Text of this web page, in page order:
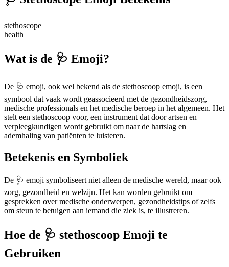
stethoscope
health
Wat is de 🩺 Emoji?
De 🩺 emoji, ook wel bekend als de stethoscoop emoji, is een
symbool dat vaak wordt geassocieerd met de gezondheidszorg,
medische professionals en het medische beroep in het algemeen. Het
stelt een stethoscoop voor, een instrument dat door artsen en
verpleegkundigen wordt gebruikt om naar de hartslag en
ademhaling van patiënten te luisteren.
Betekenis en Symboliek
De 🩺 emoji symboliseert niet alleen de medische wereld, maar ook
zorg, gezondheid en welzijn. Het kan worden gebruikt om
gesprekken over medische onderwerpen, gezondheidstips of zelfs
om steun te betuigen aan iemand die ziek is, te illustreren.
Hoe de 🩺 stethoscoop Emoji te
Gebruiken